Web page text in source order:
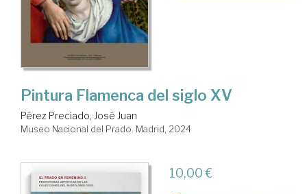
Pintura Flamenca del siglo XV
Pérez Preciado, José Juan
Museo Nacional del Prado. Madrid, 2024
10,00 €